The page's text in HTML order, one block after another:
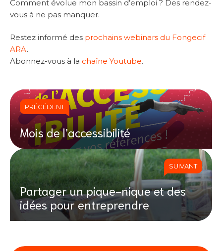
Comment évolue mon bassin d’emploi ? Des rendez-
vous à ne pas manquer.
Restez informé des prochains webinars du Fongecif
ARA.
Abonnez-vous à la chaîne Youtube.
PRÉCÉDENT
Mois de l’accessibilité
SUIVANT
Partager un pique-nique et des
idées pour entreprendre